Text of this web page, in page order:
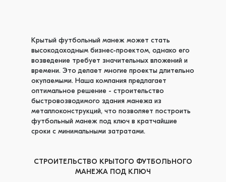
Крытый футбольный манеж может стать
высокодоходным бизнес-проектом, однако его
возведение требует значительных вложений и
времени. Это делает многие проекты длительно
окупаемыми. Наша компания предлагает
оптимальное решение - строительство
быстровозводимого здания манежа из
металлоконструкций, что позволяет построить
футбольный манеж под ключ в кратчайшие
сроки с минимальными затратами.
СТРОИТЕЛЬСТВО КРЫТОГО ФУТБОЛЬНОГО
МАНЕЖА ПОД КЛЮЧ